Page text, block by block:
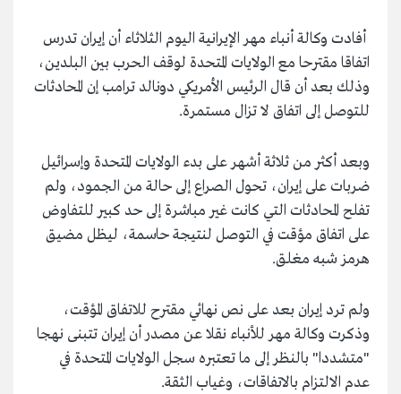
أفادت وكالة أنباء مهر الإيرانية اليوم الثلاثاء أن إيران تدرس
اتفاقا مقترحا مع الولايات المتحدة لوقف الحرب بين البلدين،
وذلك بعد أن قال الرئيس الأمريكي دونالد ترامب إن المحادثات
للتوصل إلى اتفاق لا تزال مستمرة.
وبعد أكثر من ثلاثة أشهر على بدء الولايات المتحدة وإسرائيل
ضربات على إيران، تحول الصراع إلى حالة من الجمود، ولم
تفلح المحادثات التي كانت غير مباشرة إلى حد كبير للتفاوض
على اتفاق مؤقت في التوصل لنتيجة حاسمة، ليظل مضيق
هرمز شبه مغلق.
ولم ترد إيران بعد على نص نهائي مقترح للاتفاق المؤقت،
وذكرت وكالة مهر للأنباء نقلا عن مصدر أن إيران تتبنى نهجا
"متشددا" بالنظر إلى ما تعتبره سجل الولايات المتحدة في
عدم الالتزام بالاتفاقات، وغياب الثقة.